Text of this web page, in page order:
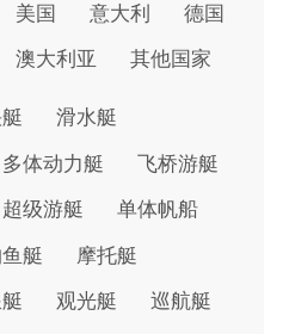
美国 意大利 德国
澳大利亚 其他国家
滑水艇
多体动力艇 飞桥游艇
超级游艇 单体帆船
艇 摩托艇
观光艇 巡航艇